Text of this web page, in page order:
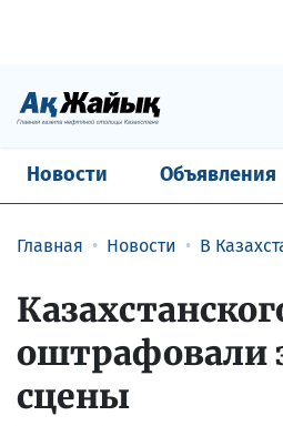
Новости Объявления
Главная Новости В
оштрафовали
сцены